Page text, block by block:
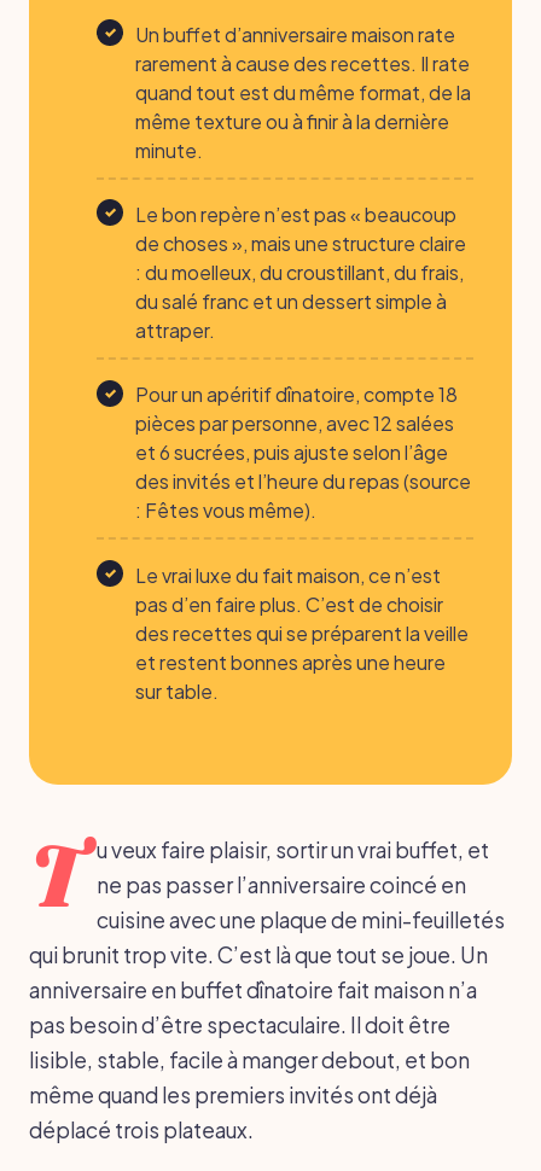
Un buffet d’anniversaire maison rate
rarement à cause des recettes. Il rate
quand tout est du même format, de la
même texture ou à finir à la dernière
minute.
Le bon repère n’est pas « beaucoup
de choses », mais une structure claire
: du moelleux, du croustillant, du frais,
du salé franc et un dessert simple à
attraper.
Pour un apéritif dînatoire, compte 18
pièces par personne, avec 12 salées
et 6 sucrées, puis ajuste selon l’âge
des invités et l’heure du repas (source
: Fêtes vous même).
Le vrai luxe du fait maison, ce n’est
pas d’en faire plus. C’est de choisir
des recettes qui se préparent la veille
et restent bonnes après une heure
sur table.
T u veux faire plaisir, sortir un vrai buffet, et
ne pas passer l’anniversaire coincé en
cuisine avec une plaque de mini-feuilletés
qui brunit trop vite. C’est là que tout se joue. Un
anniversaire en buffet dînatoire fait maison n’a
pas besoin d’être spectaculaire. Il doit être
lisible, stable, facile à manger debout, et bon
même quand les premiers invités ont déjà
déplacé trois plateaux.